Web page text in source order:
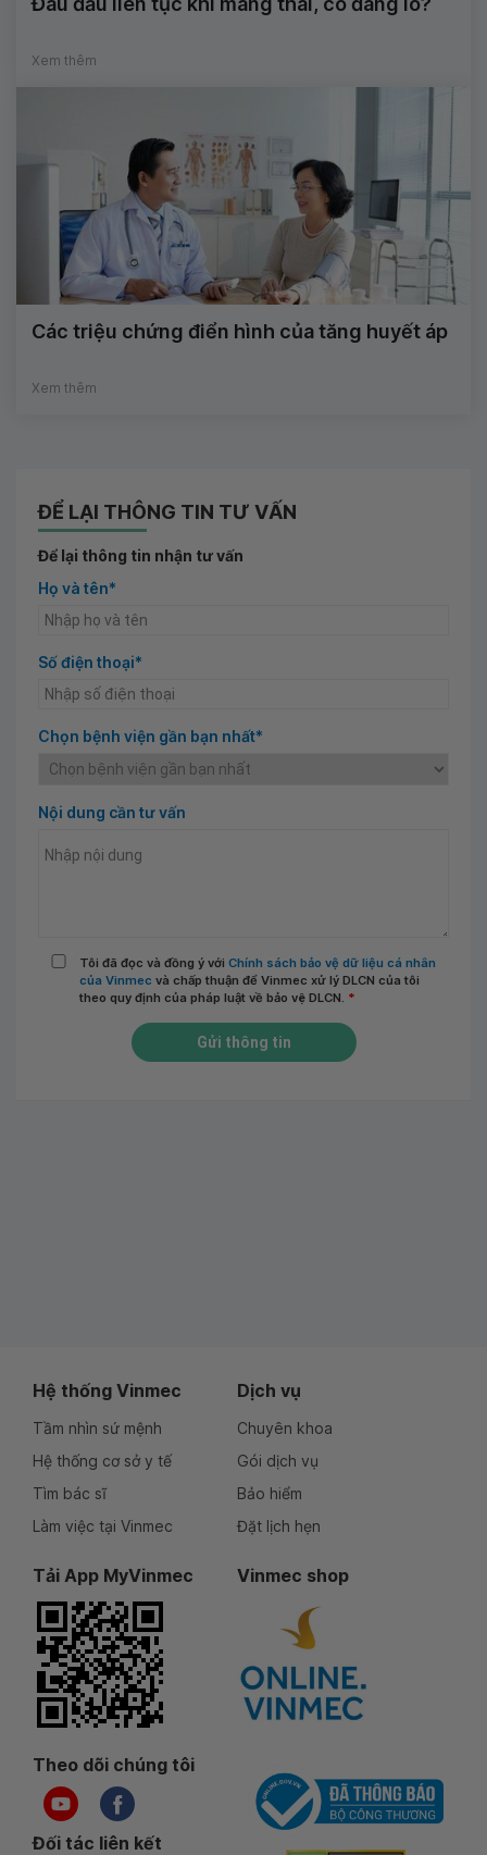
Xem thêm
Các triệu chứng điển hình của tăng huyết áp
Xem thêm
ĐỂ LẠI THÔNG TIN TƯ VẤN
Để lại thông tin nhận tư vấn
Họ và tên*
Số điện thoại*
Chọn bệnh viện gần bạn nhất*
Nội dung cần tư vấn
Tôi đã đọc và đồng ý với Chính sách bảo vệ dữ liệu cá nhân
của Vinmec và chấp thuận để Vinmec xử lý DLCN của tôi
theo quy định của pháp luật về bảo vệ DLCN. *
Gửi thông tin
Hệ thống Vinmec
Tầm nhìn sứ mệnh
Hệ thống cơ sở y tế
Tìm bác sĩ
Làm việc tại Vinmec
Dịch vụ
Chuyên khoa
Gói dịch vụ
Bảo hiểm
Đặt lịch hẹn
Tải App MyVinmec Vinmec shop
Theo dõi chúng tôi
Đối tác liên kết